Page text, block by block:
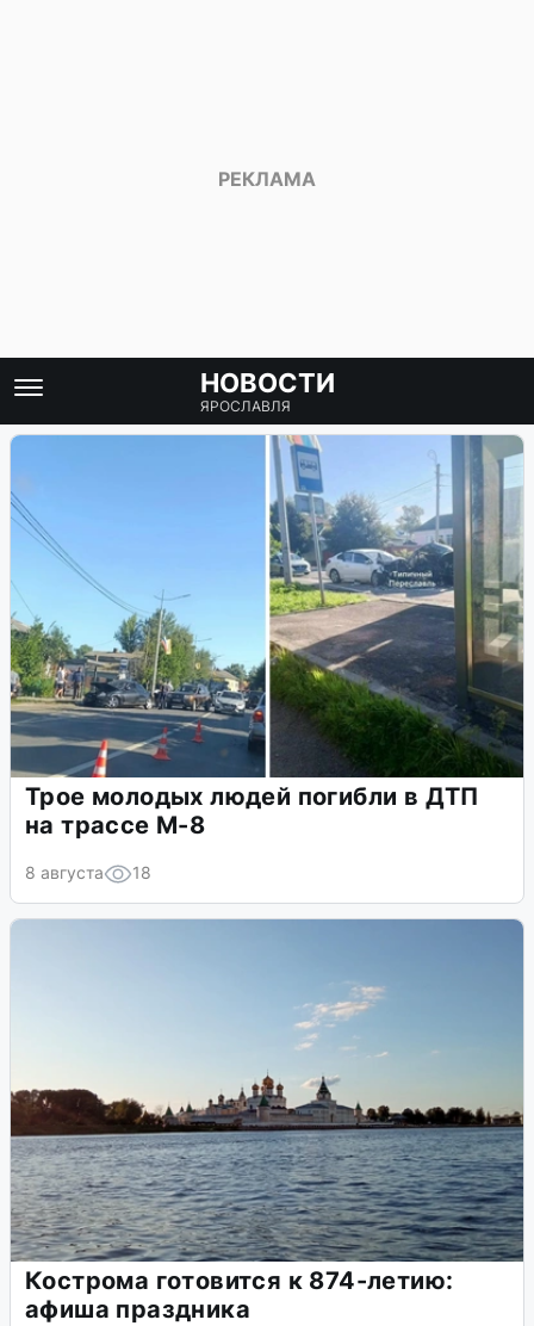
НОВОСТИ
ЯРОСЛАВЛЯ
Трое молодых людей погибли в ДТП
на трассе М-8
8 августа 18
Кострома готовится к 874-летию:
афиша праздника